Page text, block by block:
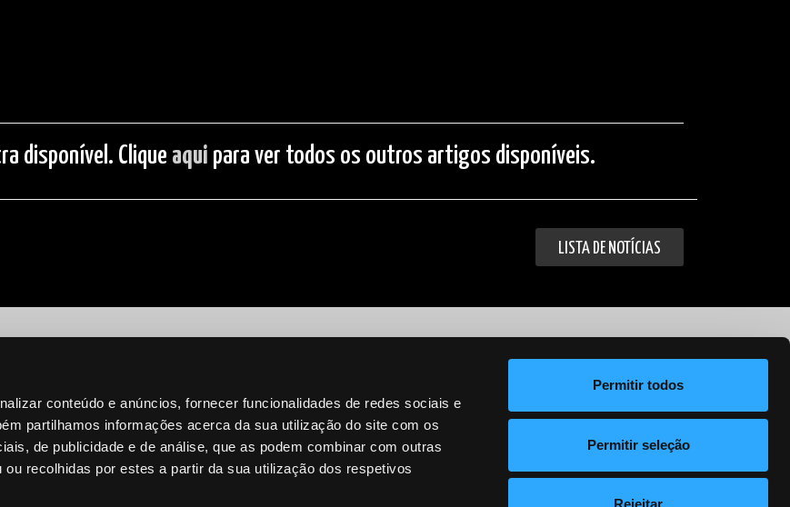
conteúdo e anúncios, fornecer funcionalidades de redes sociais e
partilhamos informações acerca da sua utilização do site com os
de publicidade e de análise, que as podem combinar com outras
recolhidas por estes a partir da sua utilização dos respetivos
Permitir todos
Permitir seleção
Rejeitar
disponível. Clique aqui para ver todos os outros artigos disponíveis.
LISTA DE NOTÍCIAS